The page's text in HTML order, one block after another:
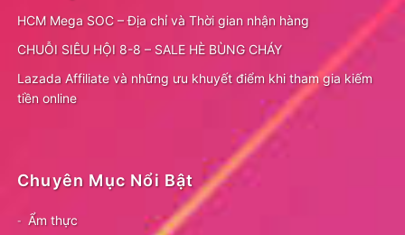
HCM Mega SOC – Địa chỉ và Thời gian nhận hàng
CHUỖI SIÊU HỘI 8-8 – SALE HÈ BÙNG CHÁY
Lazada Affiliate và những ưu khuyết điểm khi tham gia kiếm
tiền online
Chuyên Mục Nổi Bật
Ẩm thực